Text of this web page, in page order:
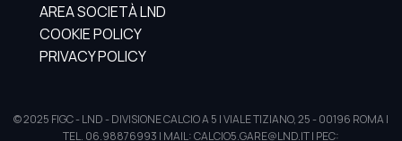
AREA SOCIETÀ LND
COOKIE POLICY
PRIVACY POLICY
© 2025 FIGC - LND - DIVISIONE CALCIO A 5 | VIALE TIZIANO, 25 - 00196 ROMA |
TEL. 06.98876993 | MAIL: CALCIO5.GARE@LND.IT | PEC: